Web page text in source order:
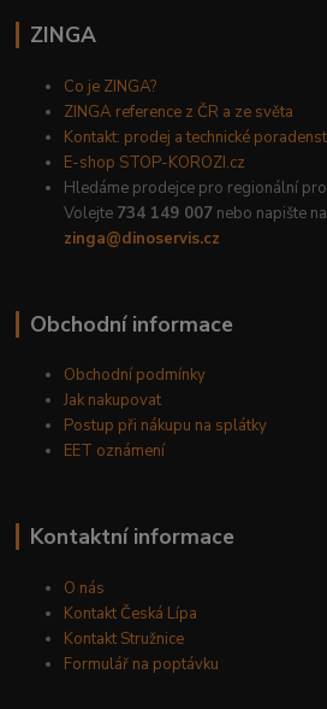
ZINGA
Co je ZINGA?
ZINGA reference z ČR a ze světa
Kontakt: prodej a technické
E-shop STOP-KOROZI.cz
Hledáme prodejce pro regionální
Volejte 734 149 007 nebo napište
zinga@dinoservis.cz
Obchodní informace
Obchodní podmínky
Jak nakupovat
Postup při nákupu na splátky
EET oznámení
Kontaktní informace
O nás
Kontakt Česká Lípa
Kontakt Stružnice
Formulář na poptávku